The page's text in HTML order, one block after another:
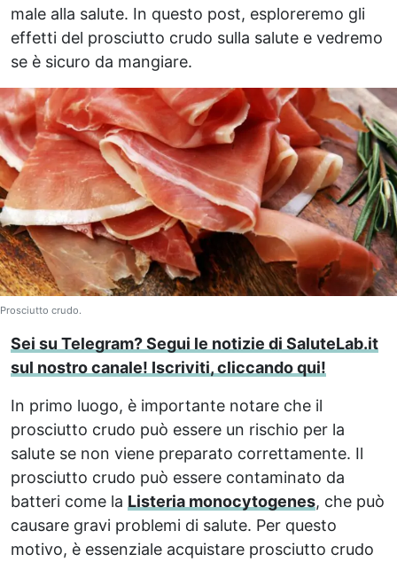
male alla salute. In questo post, esploreremo gli
effetti del prosciutto crudo sulla salute e vedremo
se è sicuro da mangiare.
Prosciutto crudo.
Sei su Telegram? Segui le notizie di SaluteLab.it
sul nostro canale! Iscriviti, cliccando qui!
In primo luogo, è importante notare che il
prosciutto crudo può essere un rischio per la
salute se non viene preparato correttamente. Il
prosciutto crudo può essere contaminato da
batteri come la Listeria monocytogenes, che può
causare gravi problemi di salute. Per questo
motivo, è essenziale acquistare prosciutto crudo